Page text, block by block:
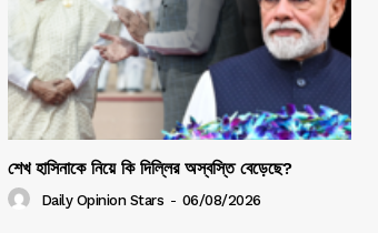
শেখ হাসিনাকে নিয়ে কি দিল্লির অস্বস্তি বেড়েছে?
Daily Opinion Stars - 06/08/2026